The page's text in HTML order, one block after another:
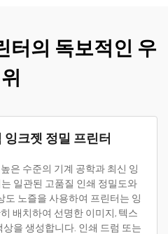
터의 독보적인 우
위
크젯 정밀 프린터
은 수준의 기계 공학과 최신 잉
일관된 고품질 인쇄 정밀도와
도 노즐을 사용하여 프린터는 잉
배치하여 선명한 이미지, 텍스
상을 생성합니다. 인쇄 드럼 또는